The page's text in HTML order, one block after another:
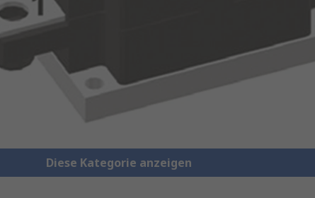
Diese Kategorie anzeigen